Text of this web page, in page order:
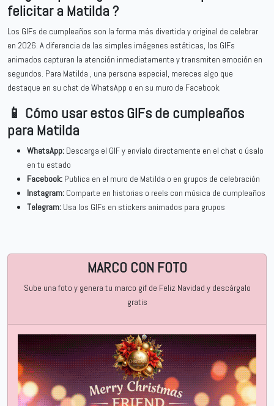
felicitar a Matilda ?
Los GIFs de cumpleaños son la forma más divertida y original de celebrar
en 2026. A diferencia de las simples imágenes estáticas, los GIFs
animados capturan la atención inmediatamente y transmiten emoción en
segundos. Para Matilda , una persona especial, mereces algo que
destaque en su chat de WhatsApp o en su muro de Facebook.
📱 Cómo usar estos GIFs de cumpleaños
para Matilda
WhatsApp: Descarga el GIF y envíalo directamente en el chat o úsalo
en tu estado
Facebook: Publica en el muro de Matilda o en grupos de celebración
Instagram: Comparte en historias o reels con música de cumpleaños
Telegram: Usa los GIFs en stickers animados para grupos
MARCO CON FOTO
Sube una foto y genera tu marco gif de Feliz Navidad y descárgalo
gratis